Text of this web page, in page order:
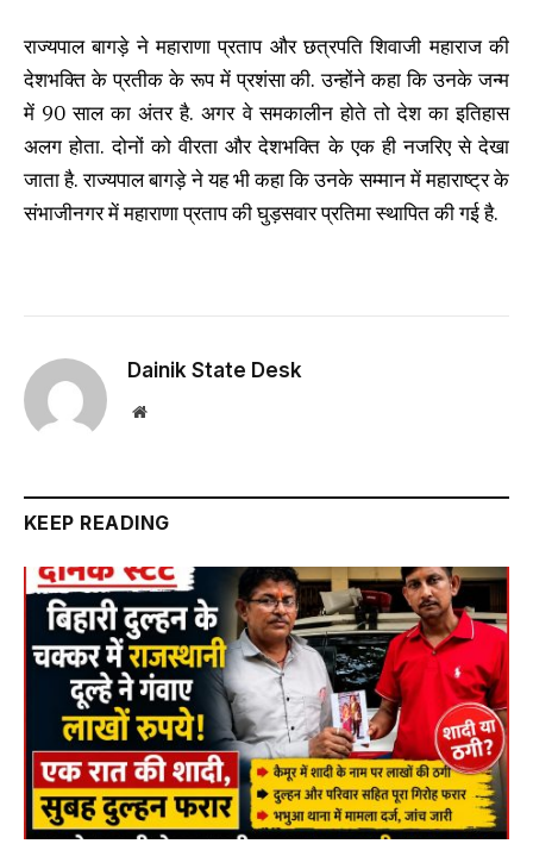
राज्यपाल बागड़े ने महाराणा प्रताप और छत्रपति शिवाजी महाराज की
देशभक्ति के प्रतीक के रूप में प्रशंसा की. उन्होंने कहा कि उनके जन्म
में 90 साल का अंतर है. अगर वे समकालीन होते तो देश का इतिहास
अलग होता. दोनों को वीरता और देशभक्ति के एक ही नजरिए से देखा
जाता है. राज्यपाल बागड़े ने यह भी कहा कि उनके सम्मान में महाराष्ट्र के
संभाजीनगर में महाराणा प्रताप की घुड़सवार प्रतिमा स्थापित की गई है.
Dainik State Desk
Website
KEEP READING